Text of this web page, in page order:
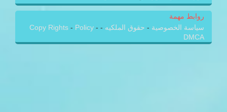
روابط مهمة
سياسة الخصوصية - حقوق الملكيه -
Copy Rights - Policy -
DMCA